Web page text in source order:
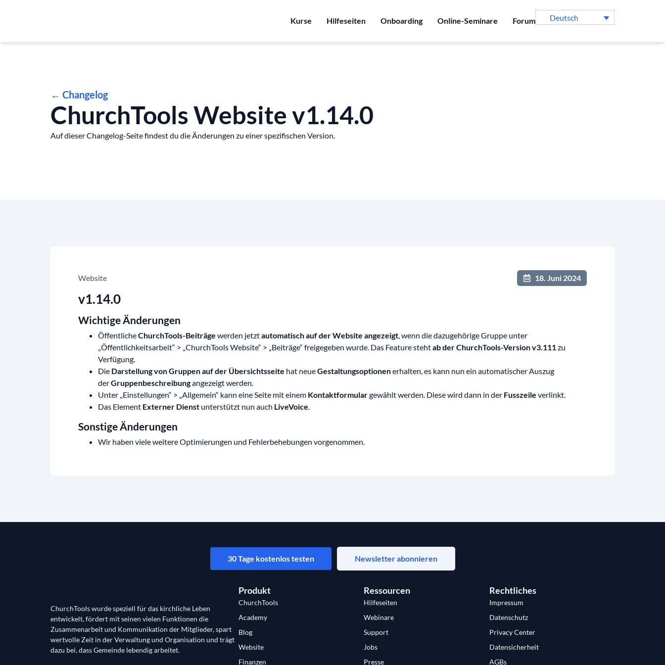
Kurse Hilfeseiten Onboarding Online-Seminare Forum Deutsch
← Changelog
ChurchTools Website v1.14.0
Auf dieser Changelog-Seite findest du die Änderungen zu einer spezifischen Version.
Website 18. Juni 2024
v1.14.0
Wichtige Änderungen
ÖffentlicheChurchTools-Beiträge werden jetztautomatisch auf der Website angezeigt, wenn die dazugehörige Gruppe unter
„Öffentlichkeitsarbeit“ > „ChurchTools Website“ > „Beiträge“ freigegeben wurde. Das Feature stehtab der ChurchTools-Version v3.111zu
Verfügung.
Die Darstellung von Gruppen auf der Übersichtsseite hat neueGestaltungsoptionenerhalten, es kann nun ein automatischer Auszug
derGruppenbeschreibungangezeigt werden.
Unter „Einstellungen“ > „Allgemein“ kann eine Seite mit einem Kontaktformulargewählt werden. Diese wird dann in der Fusszeile verlinkt.
Das Element Externer Dienst unterstützt nun auch LiveVoice.
Sonstige Änderungen
Wir haben viele weitere Optimierungen und Fehlerbehebungen vorgenommen.
30 Tage kostenlos testen Newsletter abonnieren
ChurchTools wurde speziell für das kirchliche Leben
entwickelt, fördert mit seinen vielen Funktionen die
Zusammenarbeit und Kommunikation der Mitglieder, spart
wertvolle Zeit in der Verwaltung und Organisation und trägt
dazu bei, dass Gemeinde lebendig arbeitet.
Produkt
ChurchTools
Academy
Blog
Website
Finanzen
Ressourcen
Hilfeseiten
Webinare
Support
Jobs
Presse
Rechtliches
Impressum
Datenschutz
Privacy Center
Datensicherheit
AGBs